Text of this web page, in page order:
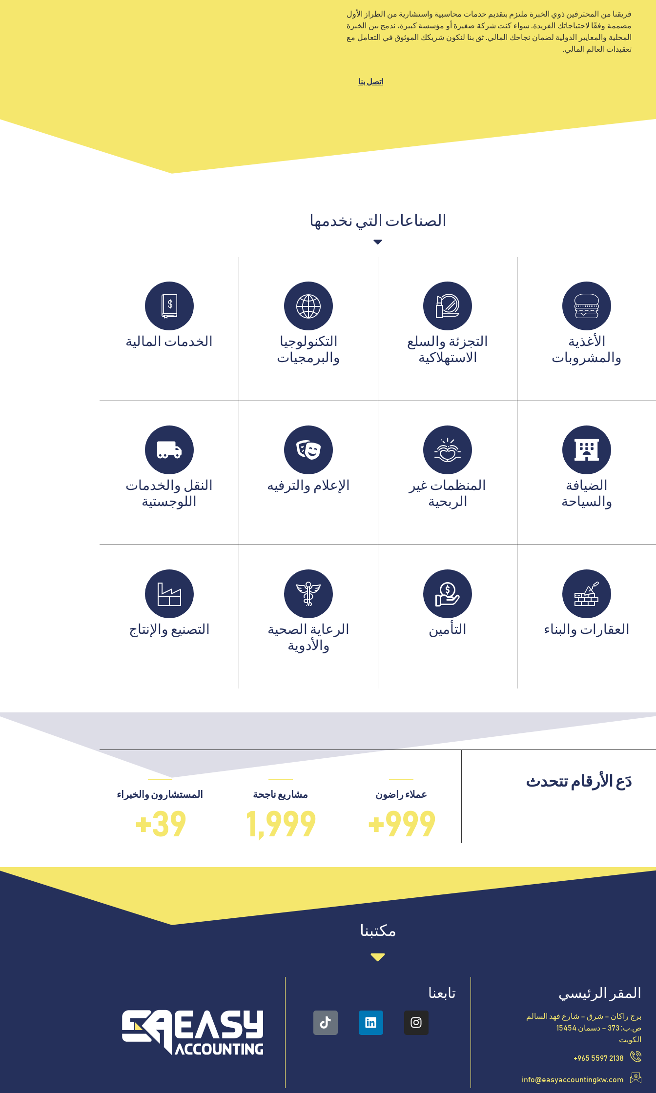
فريقنا من المحترفين ذوي الخبرة ملتزم بتقديم خدمات محاسبية واستشارية من الطراز الأول
مصممة وفقًا لاحتياجاتك الفريدة. سواء كنت شركة صغيرة أو مؤسسة كبيرة، ندمج بين الخبرة
المحلية والمعايير الدولية لضمان نجاحك المالي. ثق بنا لنكون شريكك الموثوق في التعامل مع
تعقيدات العالم المالي.
اتصل بنا
الصناعات التي نخدمها
الأغذية
والمشروبات
التجزئة والسلع
الاستهلاكية
التكنولوجيا
والبرمجيات
الخدمات المالية
الضيافة
والسياحة
المنظمات غير
الربحية
الإعلام والترفيه
النقل والخدمات
اللوجستية
العقارات والبناء التأمين
الرعاية الصحية
والأدوية
التصنيع والإنتاج
دَع الأرقام تتحدث
عملاء راضون
1,000
+
مشاريع ناجحة
2,000
المستشارون والخبراء
40
+
مكتبنا
المقر الرئيسي
برج راكان – شرق – شارع فهد السالم
ص.ب: 373 – دسمان 15454
الكويت
+965 5597 2138
info@easyaccountingkw.com
تابعنا